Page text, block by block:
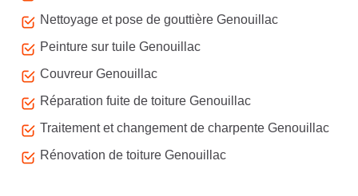
Nettoyage et pose de gouttière Genouillac
Peinture sur tuile Genouillac
Couvreur Genouillac
Réparation fuite de toiture Genouillac
Traitement et changement de charpente Genouillac
Rénovation de toiture Genouillac